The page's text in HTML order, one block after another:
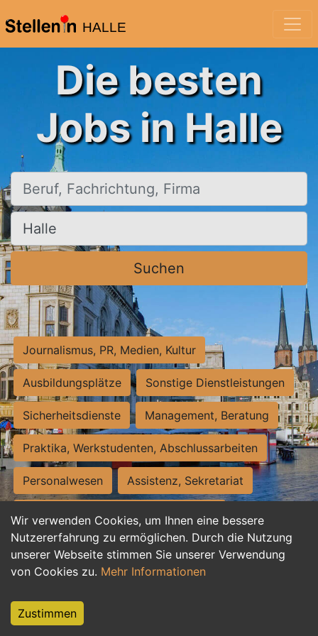
HALLE
Wir verwenden Cookies, um Ihnen eine bessere
Nutzererfahrung zu ermöglichen. Durch die Nutzung
unserer Webseite stimmen Sie unserer Verwendung
von Cookies zu. Mehr Informationen
Zustimmen
Die besten
Jobs in Halle
Beruf, Fachrichtung, Firma
Ort, Stadt
Suchen
Journalismus, PR, Medien, Kultur
Ausbildungsplätze Sonstige Dienstleistungen
Sicherheitsdienste Management, Beratung
Praktika, Werkstudenten, Abschlussarbeiten
Personalwesen Assistenz, Sekretariat
Hilfskräfte, Aushilfs- und Nebenjobs
Einkauf, Logistik, Materialwirtschaft
Weiterbildung, Studium, duale Ausbildung
Tourismus